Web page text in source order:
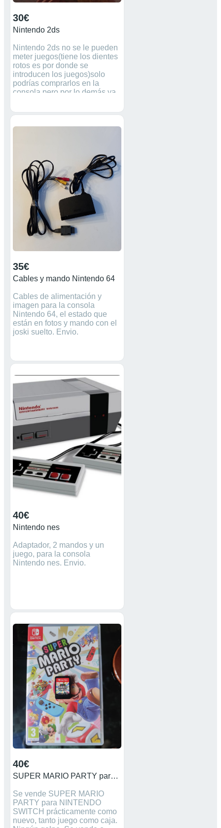
30€
Nintendo 2ds
Nintendo 2ds no se le pueden
meter juegos(tiene los dientes
rotos es por donde se
introducen los juegos)solo
podrías comprarlos en la
consola pero por lo demás va
35€
Cables y mando Nintendo 64
Cables de alimentación y
imagen para la consola
Nintendo 64, el estado que
están en fotos y mando con el
joski suelto. Envio.
40€
Nintendo nes
Adaptador, 2 mandos y un
juego, para la consola
Nintendo nes. Envio.
40€
SUPER MARIO PARTY para NINTENDO SWITCH
Se vende SUPER MARIO
PARTY para NINTENDO
SWITCH prácticamente como
nuevo, tanto juego como caja.